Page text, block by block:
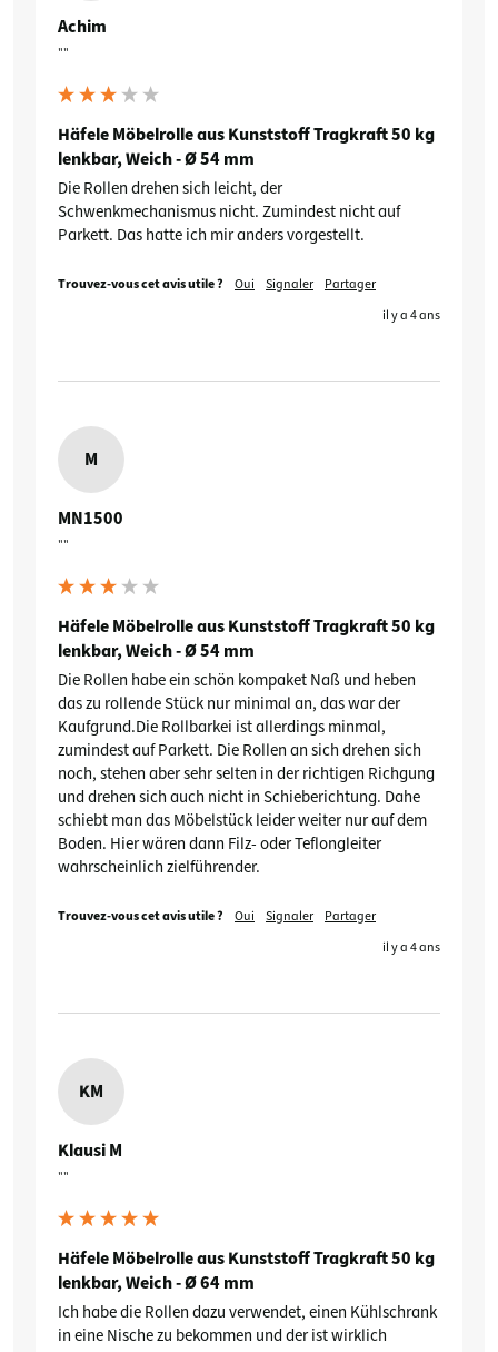
Achim
""
Häfele Möbelrolle aus Kunststoff Tragkraft 50 kg
lenkbar, Weich - Ø 54 mm
Die Rollen drehen sich leicht, der
Schwenkmechanismus nicht. Zumindest nicht auf
Parkett. Das hatte ich mir anders vorgestellt.
Trouvez-vous cet avis utile ? Oui Signaler
Partager
il y a 4 ans
M
MN1500
""
Häfele Möbelrolle aus Kunststoff Tragkraft 50 kg
lenkbar, Weich - Ø 54 mm
Die Rollen habe ein schön kompaket Naß und heben
das zu rollende Stück nur minimal an, das war der
Kaufgrund.Die Rollbarkei ist allerdings minmal,
zumindest auf Parkett. Die Rollen an sich drehen sich
noch, stehen aber sehr selten in der richtigen Richgung
und drehen sich auch nicht in Schieberichtung. Dahe
schiebt man das Möbelstück leider weiter nur auf dem
Boden. Hier wären dann Filz- oder Teflongleiter
wahrscheinlich zielführender.
Trouvez-vous cet avis utile ? Oui Signaler
Partager
il y a 4 ans
KM
Klausi M
""
Häfele Möbelrolle aus Kunststoff Tragkraft 50 kg
lenkbar, Weich - Ø 64 mm
Ich habe die Rollen dazu verwendet, einen Kühlschrank
in eine Nische zu bekommen und der ist wirklich